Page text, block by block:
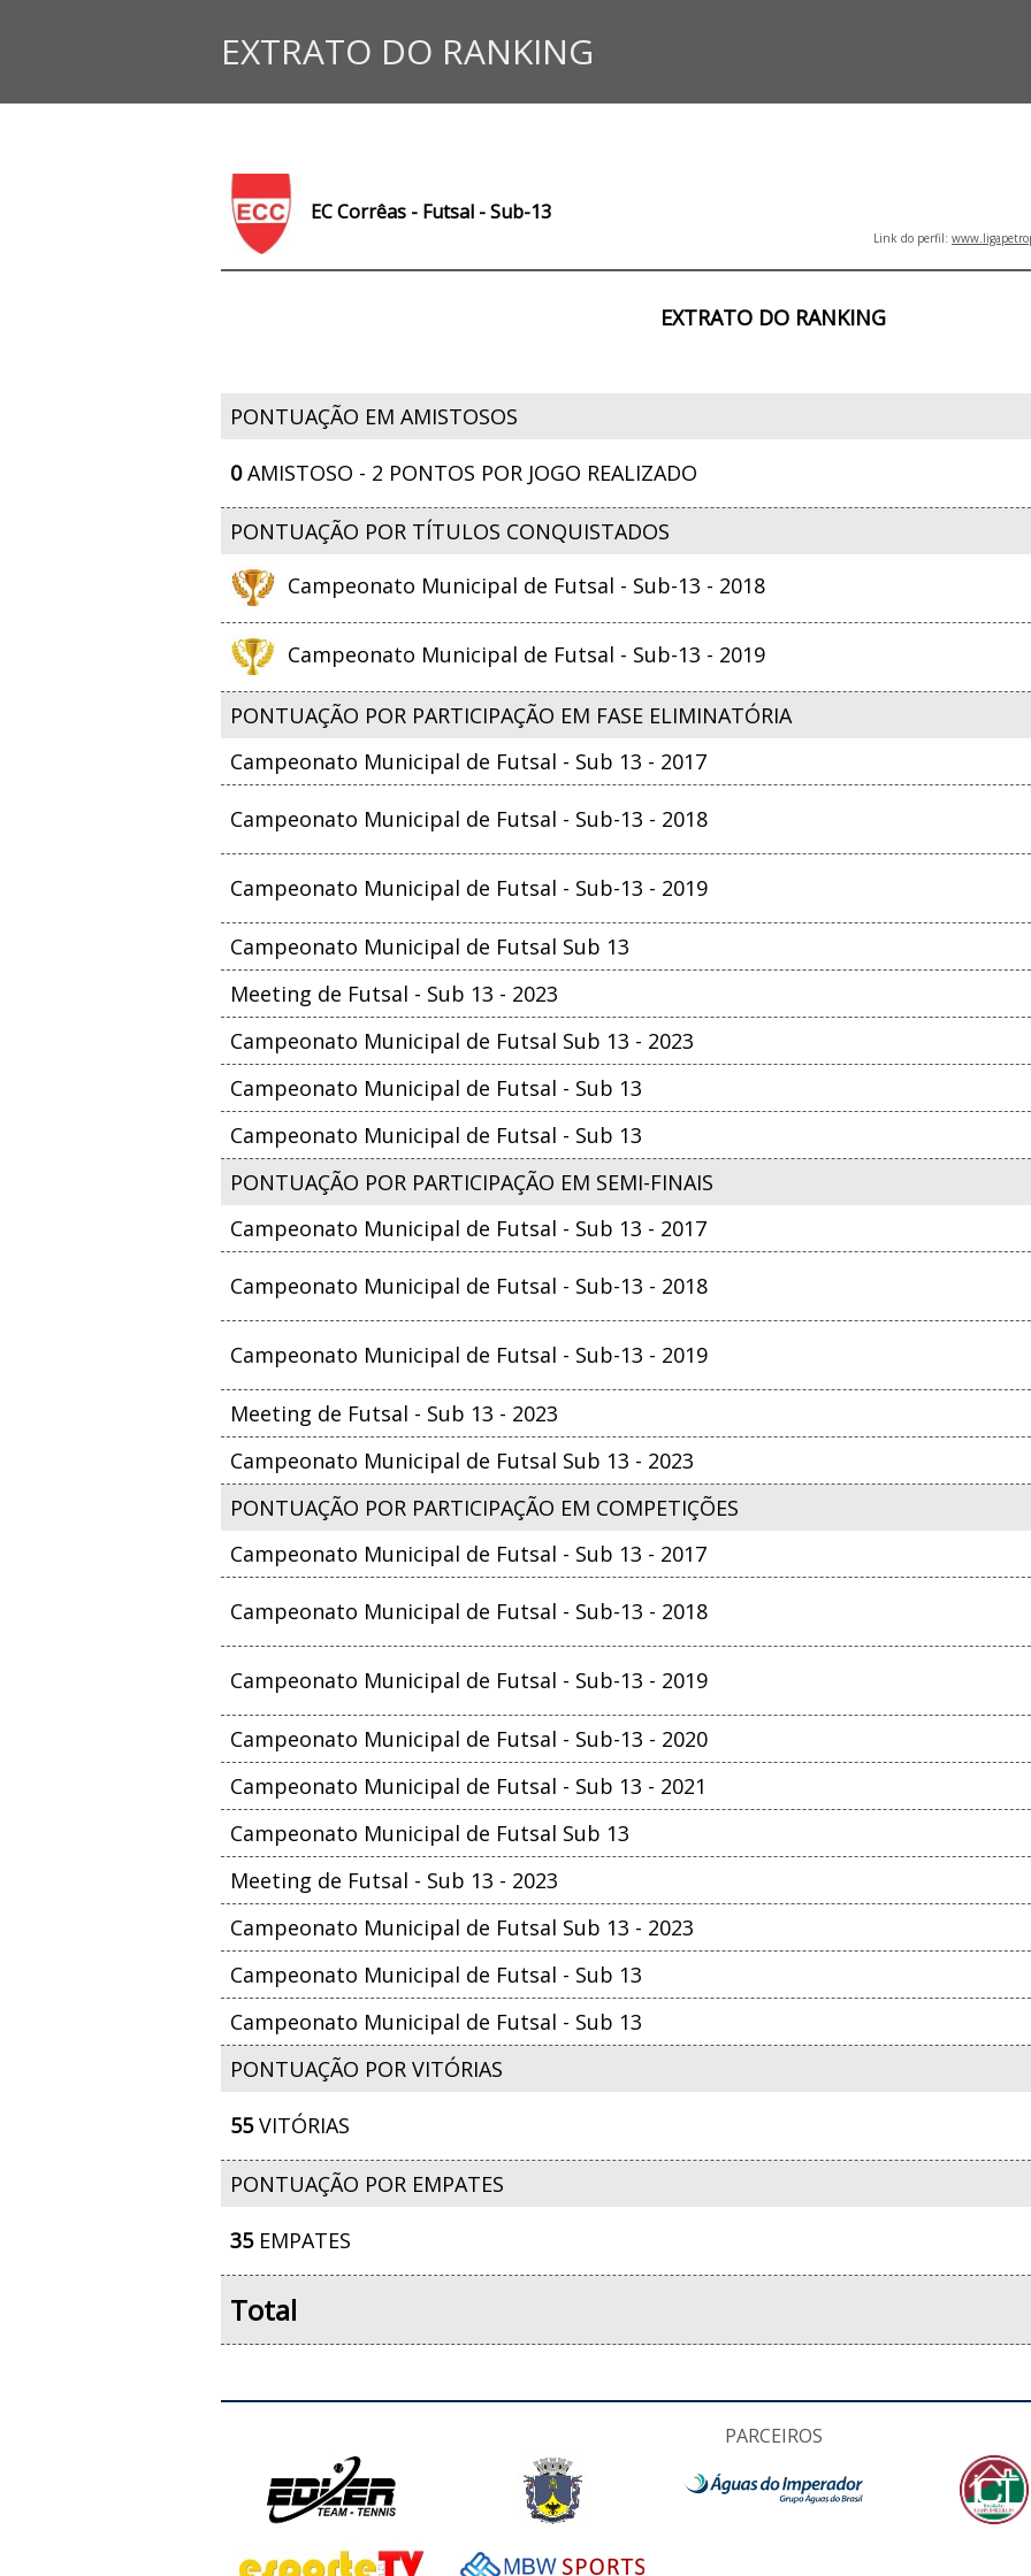
EXTRATO DO RANKING
EC Corrêas - Futsal - Sub-13
Link do perfil:
EXTRATO DO RANKING
PONTUAÇÃO EM AMISTOSOS
0AMISTOSO - 2 PONTOS POR JOGO REALIZADO
PONTUAÇÃO POR TÍTULOS CONQUISTADOS
Campeonato Municipal de Futsal - Sub-13 - 2018
Campeonato Municipal de Futsal - Sub-13 - 2019
PONTUAÇÃO POR PARTICIPAÇÃO EM FASE ELIMINATÓRIA
Campeonato Municipal de Futsal - Sub 13 - 2017
Campeonato Municipal de Futsal - Sub-13 - 2018
Campeonato Municipal de Futsal - Sub-13 - 2019
Campeonato Municipal de Futsal Sub 13
Meeting de Futsal - Sub 13 - 2023
Campeonato Municipal de Futsal Sub 13 - 2023
Campeonato Municipal de Futsal - Sub 13
Campeonato Municipal de Futsal - Sub 13
PONTUAÇÃO POR PARTICIPAÇÃO EM SEMI-FINAIS
Campeonato Municipal de Futsal - Sub 13 - 2017
Campeonato Municipal de Futsal - Sub-13 - 2018
Campeonato Municipal de Futsal - Sub-13 - 2019
Meeting de Futsal - Sub 13 - 2023
Campeonato Municipal de Futsal Sub 13 - 2023
PONTUAÇÃO POR PARTICIPAÇÃO EM COMPETIÇÕES
Campeonato Municipal de Futsal - Sub 13 - 2017
Campeonato Municipal de Futsal - Sub-13 - 2018
Campeonato Municipal de Futsal - Sub-13 - 2019
Campeonato Municipal de Futsal - Sub-13 - 2020
Campeonato Municipal de Futsal - Sub 13 - 2021
Campeonato Municipal de Futsal Sub 13
Meeting de Futsal - Sub 13 - 2023
Campeonato Municipal de Futsal Sub 13 - 2023
Campeonato Municipal de Futsal - Sub 13
Campeonato Municipal de Futsal - Sub 13
PONTUAÇÃO POR VITÓRIAS
55VITÓRIAS
PONTUAÇÃO POR EMPATES
35EMPATES
Total
PARCEIROS